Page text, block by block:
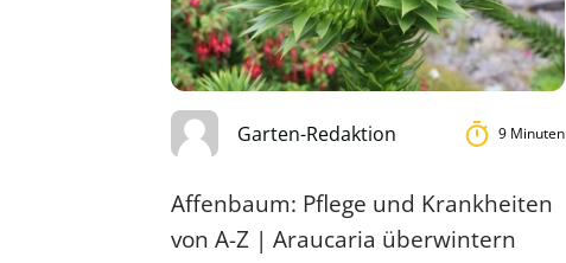
Garten-Redaktion 9 Minuten
Affenbaum: Pflege und Krankheiten
von A-Z | Araucaria überwintern